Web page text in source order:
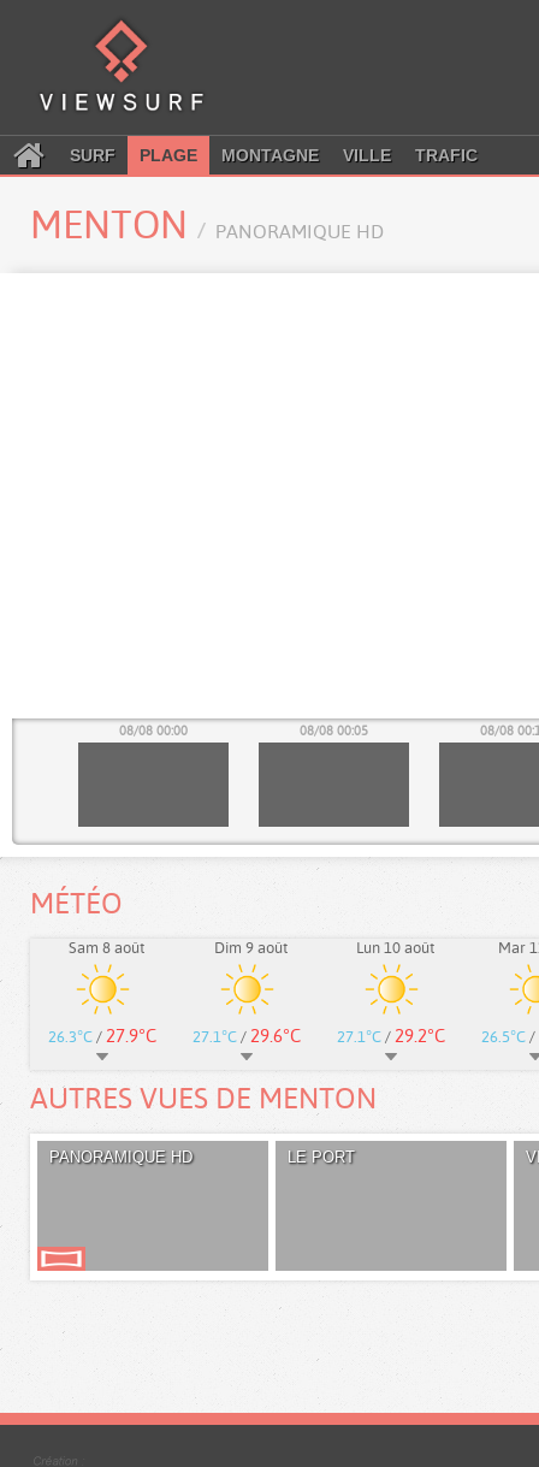
SURF PLAGE MONTAGNE VILLE TRAFIC
MENTON PANORAMIQUE HD
08/08 00:00 08/08 00:05 08/08
MÉTÉO
Sam 8 août
26.3°C / 27.9°C
Dim 9 août
27.1°C / 29.6°C
Lun 10 août
27.1°C / 29.2°C
Mar
26.5°C /
AUTRES VUES DE MENTON
PANORAMIQUE HD LE PORT